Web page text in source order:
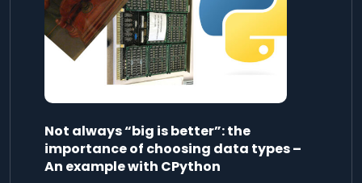
Not always “big is better”: the
importance of choosing data types –
An example with CPython